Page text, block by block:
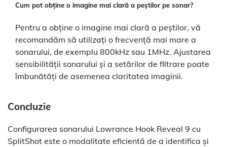
Cum pot obține o imagine mai clară a peștilor pe sonar?
Pentru a obține o imagine mai clară a peștilor, vă
recomandăm să utilizați o frecvență mai mare a
sonarului, de exemplu 800kHz sau 1MHz. Ajustarea
sensibilității sonarului și a setărilor de filtrare poate
îmbunătăți de asemenea claritatea imaginii.
Concluzie
Configurarea sonarului Lowrance Hook Reveal 9 cu
SplitShot este o modalitate eficientă de a identifica și